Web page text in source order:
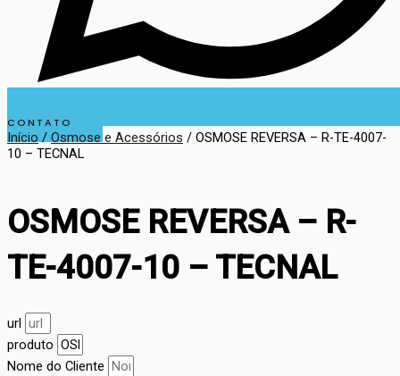
CONTATO
Início / Osmose e Acessórios / OSMOSE REVERSA – R-TE-4007-
10 – TECNAL
OSMOSE REVERSA – R-
TE-4007-10 – TECNAL
url
produto
Nome do Cliente